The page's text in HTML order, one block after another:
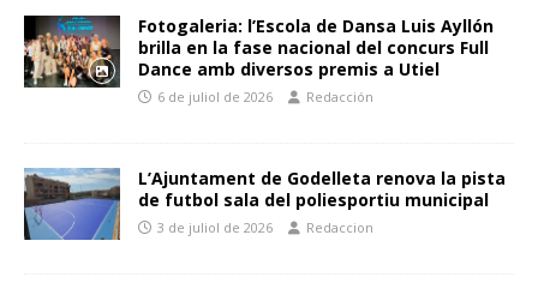
Fotogaleria: l’Escola de Dansa Luis Ayllón
brilla en la fase nacional del concurs Full
Dance amb diversos premis a Utiel
6 de juliol de 2026 Redacción
L’Ajuntament de Godelleta renova la pista
de futbol sala del poliesportiu municipal
3 de juliol de 2026 Redaccion